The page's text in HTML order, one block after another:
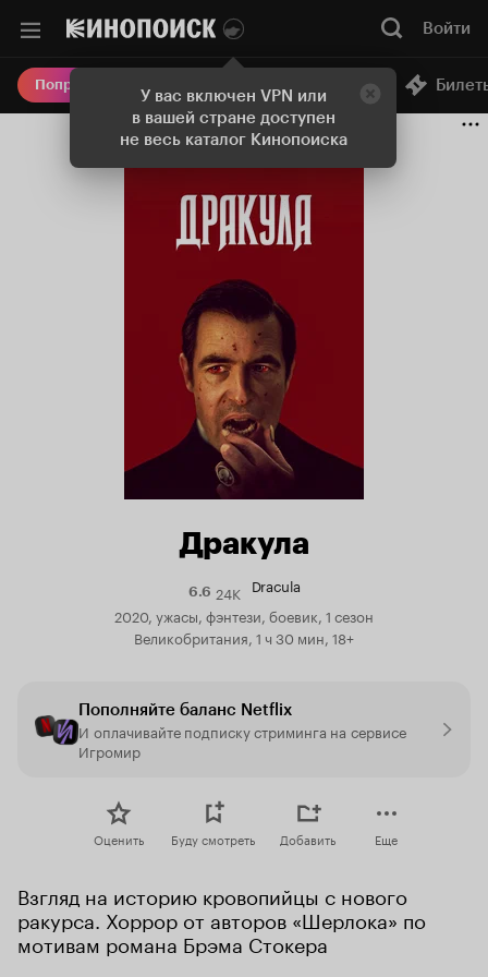
У вас включен VPN или
в вашей стране доступен
не весь каталог Кинопоиска
Войти
Попробовать Плюс Онлайн-кинотеатр
Дракула
6.6Рейтинг
Кинопоиска
6.6
24K Dracula
2020, ужасы, фэнтези, боевик, 1 сезон
Великобритания, 1 ч 30 мин, 18+
Пополняйте баланс Netflix
И оплачивайте подписку стриминга на сервисе
Игромир
Оценить Буду смотреть Добавить Еще
Взгляд на историю кровопийцы с нового
ракурса. Хоррор от авторов «Шерлока» по
мотивам романа Брэма Стокера